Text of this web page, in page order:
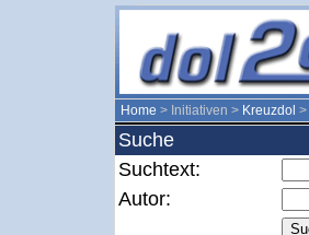
Home > Initiativen > Kreuzdol >
Suche
Suchtext:
Autor: